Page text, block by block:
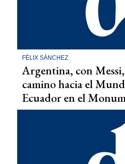
FÉLIX SÁNCHEZ
Argentina, con
camino hacia el
Ecuador en el